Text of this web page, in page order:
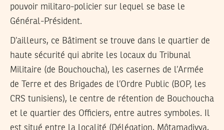
pouvoir militaro-policier sur lequel se base le
Général-Président.
D’ailleurs, ce Bâtiment se trouve dans le quartier de
haute sécurité qui abrite les locaux du Tribunal
Militaire (de Bouchoucha), les casernes de l’Armée
de Terre et des Brigades de l’Ordre Public (BOP, les
CRS tunisiens), le centre de rétention de Bouchoucha
et le quartier des Officiers, entre autres symboles. Il
est situé entre la localité (Délégation, Môtamadiyya,